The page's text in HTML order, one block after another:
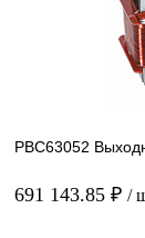
PBC63052
691 143.85 ₽ /